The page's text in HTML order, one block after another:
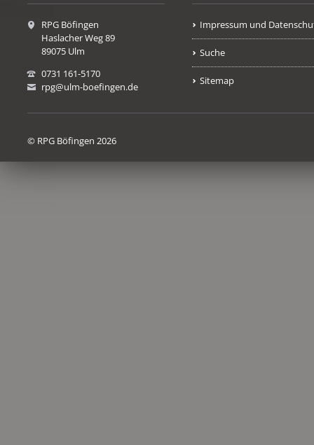
RPG Böfingen
Haslacher Weg 89
89075 Ulm
0731 161-5170
rpg@ulm-boefingen.de
Impressum und
Suche
Sitemap
© RPG Böfingen 2026